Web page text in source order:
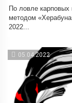
По ловле карповых
методом
2022...
05.04.2022